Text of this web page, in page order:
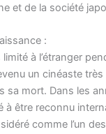
et de la société
:
à l’étranger
un cinéaste
sa mort. Dans les
à être reconnu
comme l’un